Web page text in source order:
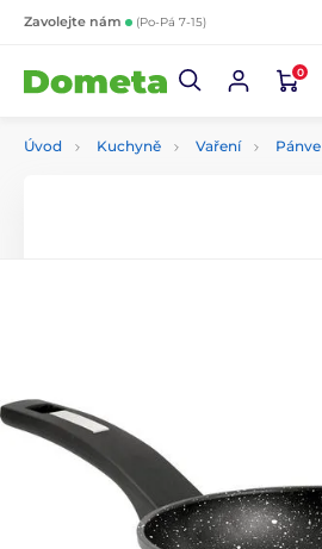
Zavolejte nám (Po-Pá 7-15)
0
Úvod Kuchyně Vaření Pánve